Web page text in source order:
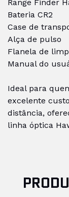
Range Finder
Bateria CR2
Case de
Alça de pulso
Flanela de
Manual do
Ideal para
excelente
distância,
linha óptica